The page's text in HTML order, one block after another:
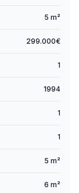
5 m²
299.000€
1
1994
1
1
5 m²
6 m²